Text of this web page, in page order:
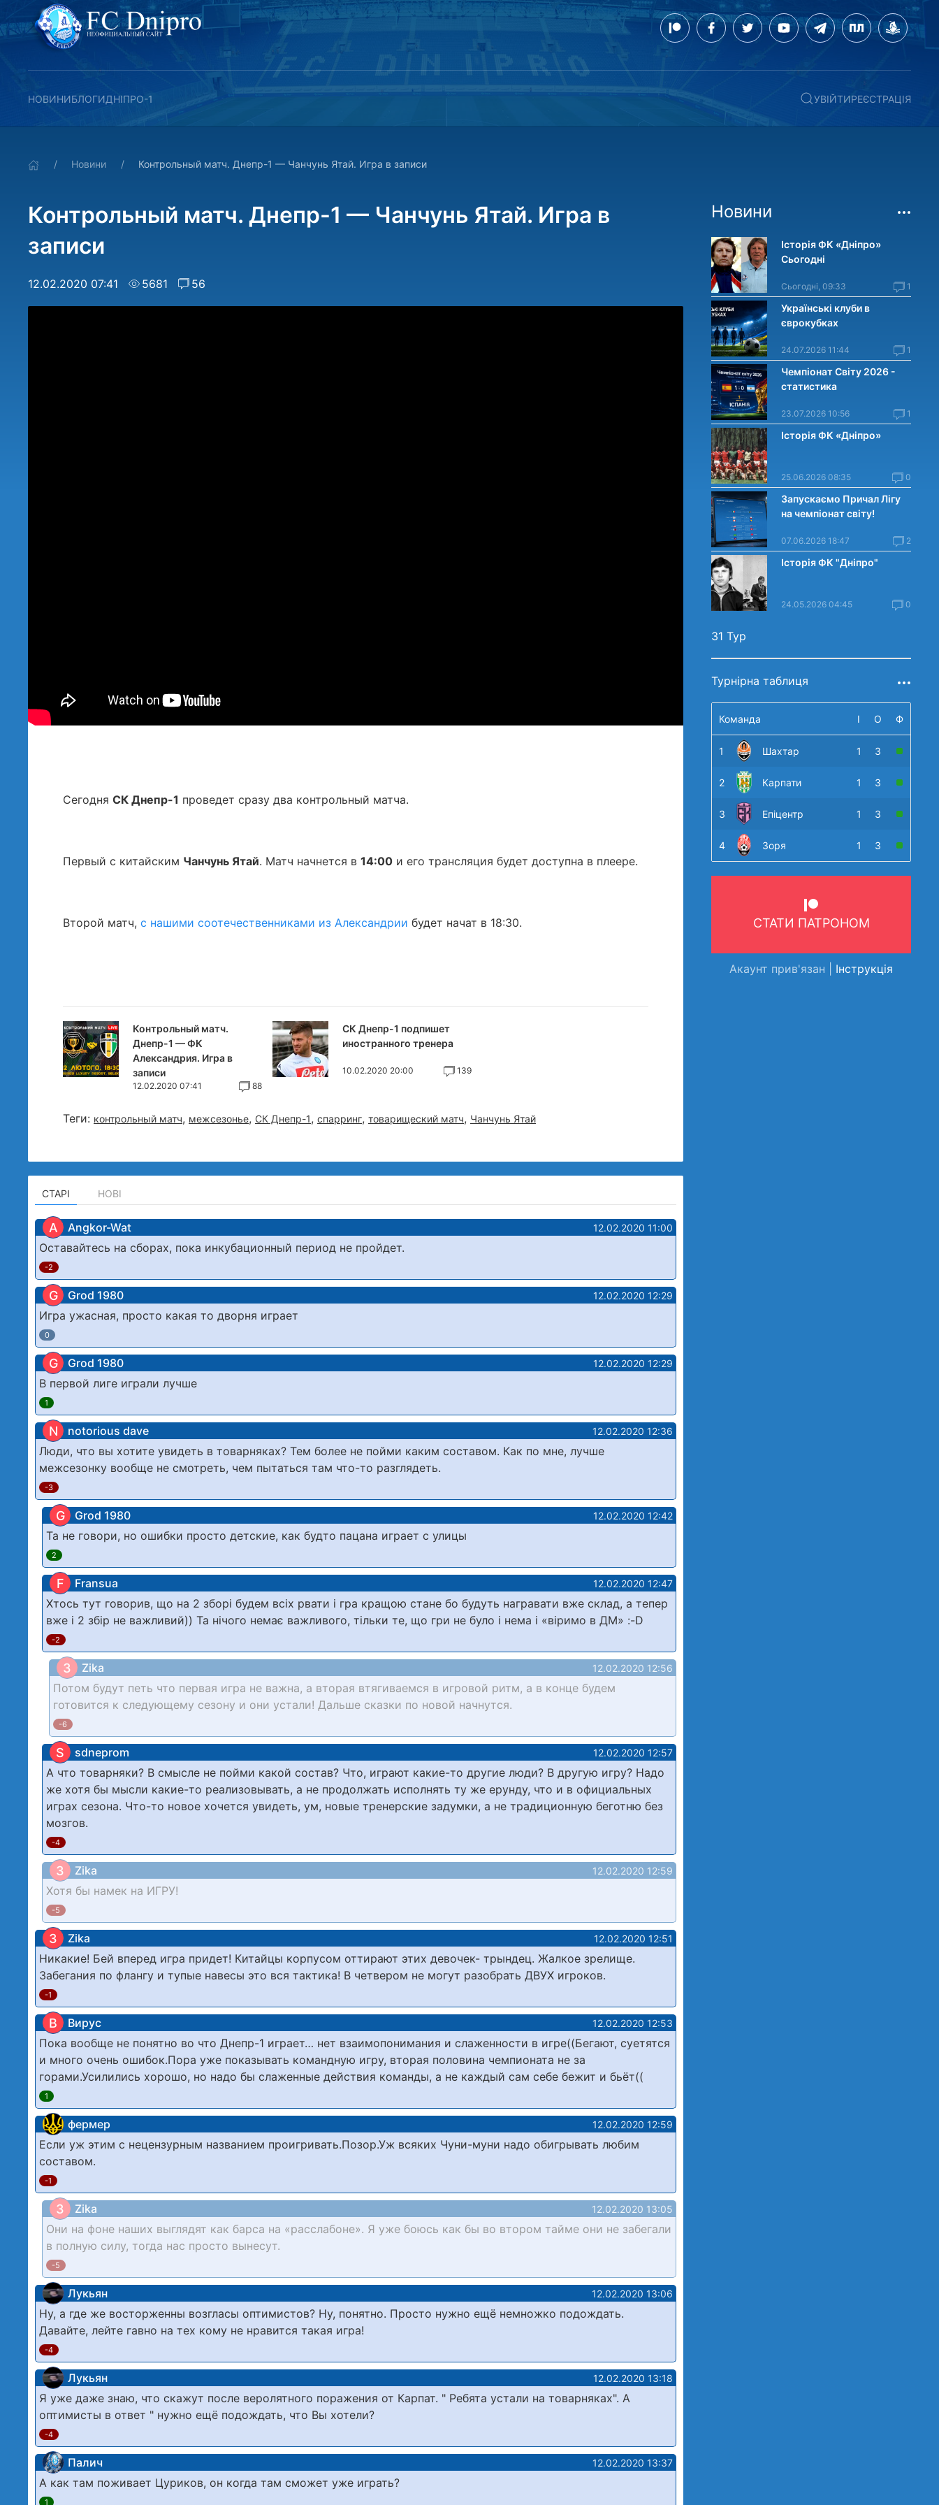
НОВИНИБЛОГИДНІПРО-1 УВІЙТИРЕЄСТРАЦІЯ
Новини Контрольный матч. Днепр-1 — Чанчунь Ятай. Игра в записи
Контрольный матч. Днепр-1 — Чанчунь Ятай. Игра в
записи
12.02.2020 07:41 5681 56
Сегодня СК Днепр-1 проведет сразу два контрольный матча.
Первый с китайским Чанчунь Ятай. Матч начнется в 14:00 и его трансляция будет доступна в плеере.
Второй матч, с нашими соотечественниками из Александрии будет начат в 18:30.
Контрольный матч.
Днепр-1 — ФК
Александрия. Игра в
записи
12.02.2020 07:41 88
СК Днепр-1 подпишет
иностранного тренера
10.02.2020 20:00 139
Теги: контрольный матч, межсезонье, СК Днепр-1, спарринг, товарищеский матч, Чанчунь Ятай
СТАРІ НОВІ
A Angkor-Wat 12.02.2020 11:00
Оставайтесь на сборах, пока инкубационный период не пройдет.
-2
G Grod 1980 12.02.2020 12:29
Игра ужасная, просто какая то дворня играет
0
G Grod 1980 12.02.2020 12:29
В первой лиге играли лучше
1
N notorious dave 12.02.2020 12:36
Люди, что вы хотите увидеть в товарняках? Тем более не пойми каким составом. Как по мне, лучше
межсезонку вообще не смотреть, чем пытаться там что-то разглядеть.
-3
G Grod 1980 12.02.2020 12:42
Та не говори, но ошибки просто детские, как будто пацана играет с улицы
2
F Fransua 12.02.2020 12:47
Хтось тут говорив, що на 2 зборі будем всіх рвати і гра кращою стане бо будуть награвати вже склад, а тепер
вже і 2 збір не важливий)) Та нічого немає важливого, тільки те, що гри не було і нема і «віримо в ДМ» :-D
-2
З Zika 12.02.2020 12:56
Потом будут петь что первая игра не важна, а вторая втягиваемся в игровой ритм, а в конце будем
готовится к следующему сезону и они устали! Дальше сказки по новой начнутся.
-6
S sdneprom 12.02.2020 12:57
А что товарняки? В смысле не пойми какой состав? Что, играют какие-то другие люди? В другую игру? Надо
же хотя бы мысли какие-то реализовывать, а не продолжать исполнять ту же ерунду, что и в официальных
играх сезона. Что-то новое хочется увидеть, ум, новые тренерские задумки, а не традиционную беготню без
мозгов.
-4
З Zika 12.02.2020 12:59
Хотя бы намек на ИГРУ!
-5
З Zika 12.02.2020 12:51
Никакие! Бей вперед игра придет! Китайцы корпусом оттирают этих девочек- трындец. Жалкое зрелище.
Забегания по флангу и тупые навесы это вся тактика! В четвером не могут разобрать ДВУХ игроков.
-1
В Вирус 12.02.2020 12:53
Пока вообще не понятно во что Днепр-1 играет… нет взаимопонимания и слаженности в игре((Бегают, суетятся
и много очень ошибок.Пора уже показывать командную игру, вторая половина чемпионата не за
горами.Усилились хорошо, но надо бы слаженные действия команды, а не каждый сам себе бежит и бьёт((
1
фермер 12.02.2020 12:59
Если уж этим с нецензурным названием проигривать.Позор.Уж всяких Чуни-муни надо обигрывать любим
составом.
-1
З Zika 12.02.2020 13:05
Они на фоне наших выглядят как барса на «расслабоне». Я уже боюсь как бы во втором тайме они не забегали
в полную силу, тогда нас просто вынесут.
-5
Лукьян 12.02.2020 13:06
Ну, а где же восторженны возгласы оптимистов? Ну, понятно. Просто нужно ещё немножко подождать.
Давайте, лейте гавно на тех кому не нравится такая игра!
-4
Лукьян 12.02.2020 13:18
Я уже даже знаю, что скажут после веролятного поражения от Карпат. " Ребята устали на товарняках". А
оптимисты в ответ " нужно ещё подождать, что Вы хотели?
-4
Палич 12.02.2020 13:37
А как там поживает Цуриков, он когда там сможет уже играть?
1
Новини
Історія ФК «Дніпро»
Сьогодні
Сьогодні, 09:33 1
Українські клуби в
єврокубках
24.07.2026 11:44 1
Чемпіонат Світу 2026 -
статистика
23.07.2026 10:56 1
Історія ФК «Дніпро»
25.06.2026 08:35 0
Запускаємо Причал Лігу
на чемпіонат світу!
07.06.2026 18:47 2
Історія ФК "Дніпро"
24.05.2026 04:45 0
31 Тур
Турнірна таблиця
Команда І О Ф
1 Шахтар 1 3
2 Карпати 1 3
3 Епіцентр 1 3
4 Зоря 1 3
СТАТИ ПАТРОНОМ
Акаунт прив'язан | Інструкція